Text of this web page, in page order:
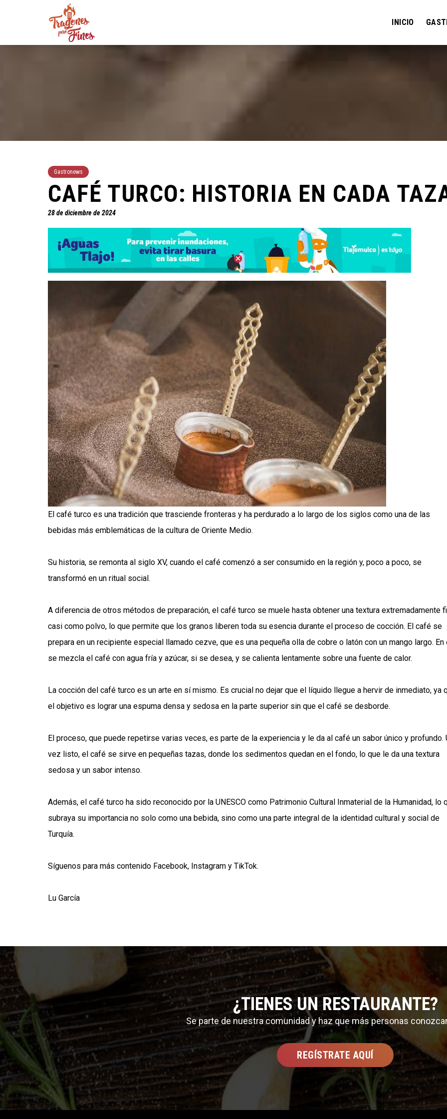
INICIO
Gastronews
CAFÉ TURCO: HISTORIA EN CADA
28 de diciembre de 2024
El café turco es una tradición que trasciende fronteras y ha perdurado a lo largo de los siglos como una de las
bebidas más emblemáticas de la cultura de Oriente Medio.
Su historia, se remonta al siglo XV, cuando el café comenzó a ser consumido en la región y, poco a poco, se
transformó en un ritual social.
A diferencia de otros métodos de preparación, el café turco se muele hasta obtener una textura extremadamente
casi como polvo, lo que permite que los granos liberen toda su esencia durante el proceso de cocción. El café se
prepara en un recipiente especial llamado cezve, que es una pequeña olla de cobre o latón con un mango largo. En
se mezcla el café con agua fría y azúcar, si se desea, y se calienta lentamente sobre una fuente de calor.
La cocción del café turco es un arte en sí mismo. Es crucial no dejar que el líquido llegue a hervir de inmediato, ya
el objetivo es lograr una espuma densa y sedosa en la parte superior sin que el café se desborde.
El proceso, que puede repetirse varias veces, es parte de la experiencia y le da al café un sabor único y profundo.
vez listo, el café se sirve en pequeñas tazas, donde los sedimentos quedan en el fondo, lo que le da una textura
sedosa y un sabor intenso.
Además, el café turco ha sido reconocido por la UNESCO como Patrimonio Cultural Inmaterial de la Humanidad, lo
subraya su importancia no solo como una bebida, sino como una parte integral de la identidad cultural y social de
Turquía.
Síguenos para más contenido Facebook, Instagram y TikTok.
Lu García
¿TIENES UN RESTAURANTE?
Se parte de nuestra comunidad y haz que más personas
REGÍSTRATE AQUÍ